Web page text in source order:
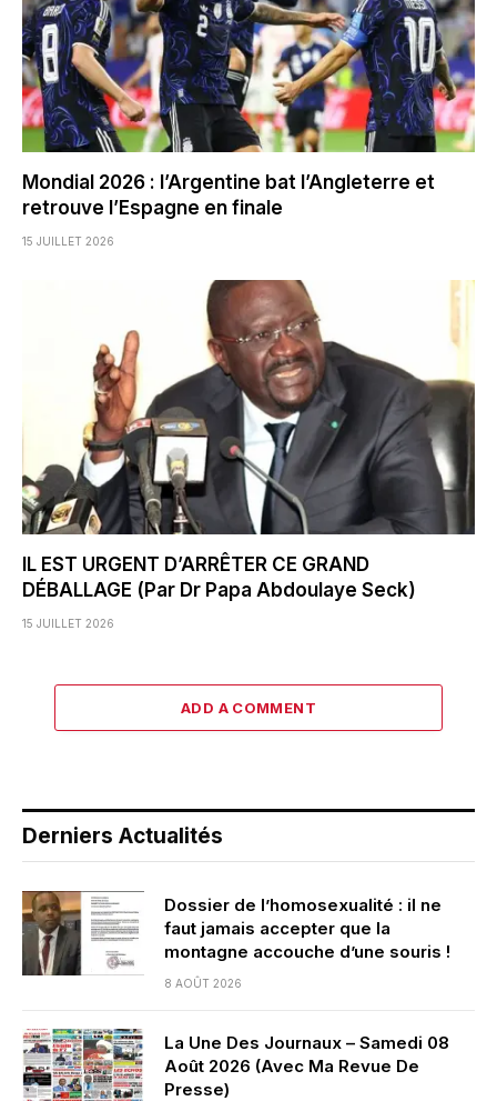
Mondial 2026 : l’Argentine bat l’Angleterre et
retrouve l’Espagne en finale
15 JUILLET 2026
IL EST URGENT D’ARRÊTER CE GRAND
DÉBALLAGE (Par Dr Papa Abdoulaye Seck)
15 JUILLET 2026
ADD A COMMENT
Derniers Actualités
Dossier de l’homosexualité : il ne
faut jamais accepter que la
montagne accouche d’une souris !
8 AOÛT 2026
La Une Des Journaux – Samedi 08
Août 2026 (Avec Ma Revue De
Presse)